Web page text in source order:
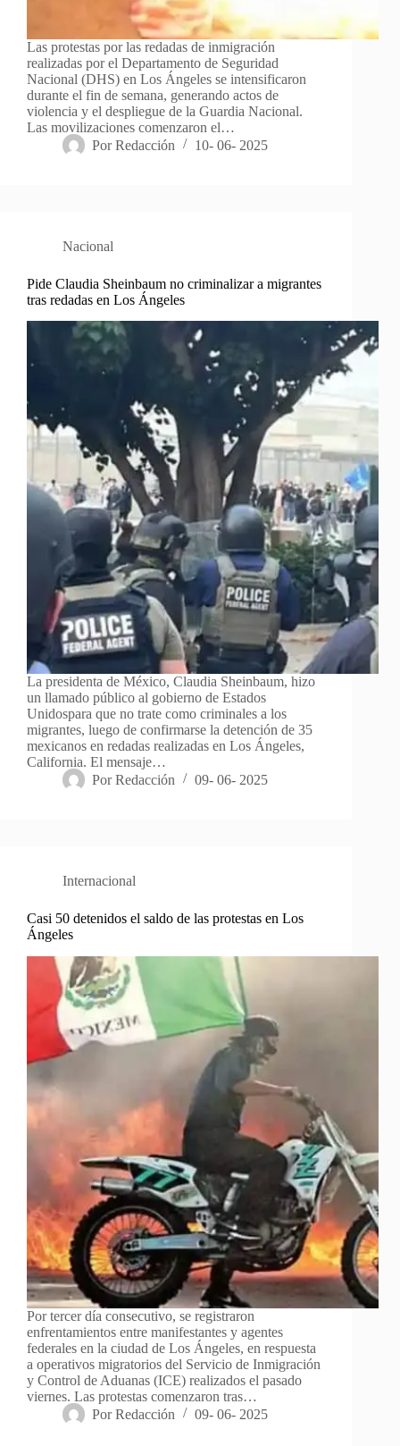
Las protestas por las redadas de inmigración
realizadas por el Departamento de Seguridad
Nacional (DHS) en Los Ángeles se intensificaron
durante el fin de semana, generando actos de
violencia y el despliegue de la Guardia Nacional.
Las movilizaciones comenzaron el…
Por Redacción 10- 06- 2025
Nacional
Pide Claudia Sheinbaum no criminalizar a migrantes
tras redadas en Los Ángeles
La presidenta de México, Claudia Sheinbaum, hizo
un llamado público al gobierno de Estados
Unidospara que no trate como criminales a los
migrantes, luego de confirmarse la detención de 35
mexicanos en redadas realizadas en Los Ángeles,
California. El mensaje…
Por Redacción 09- 06- 2025
Internacional
Casi 50 detenidos el saldo de las protestas en Los
Ángeles
Por tercer día consecutivo, se registraron
enfrentamientos entre manifestantes y agentes
federales en la ciudad de Los Ángeles, en respuesta
a operativos migratorios del Servicio de Inmigración
y Control de Aduanas (ICE) realizados el pasado
viernes. Las protestas comenzaron tras…
Por Redacción 09- 06- 2025